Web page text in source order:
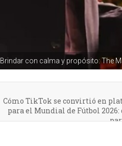
Brindar con calma y propósito: The
Cómo TikTok se convirtió en
para el Mundial de Fútbol